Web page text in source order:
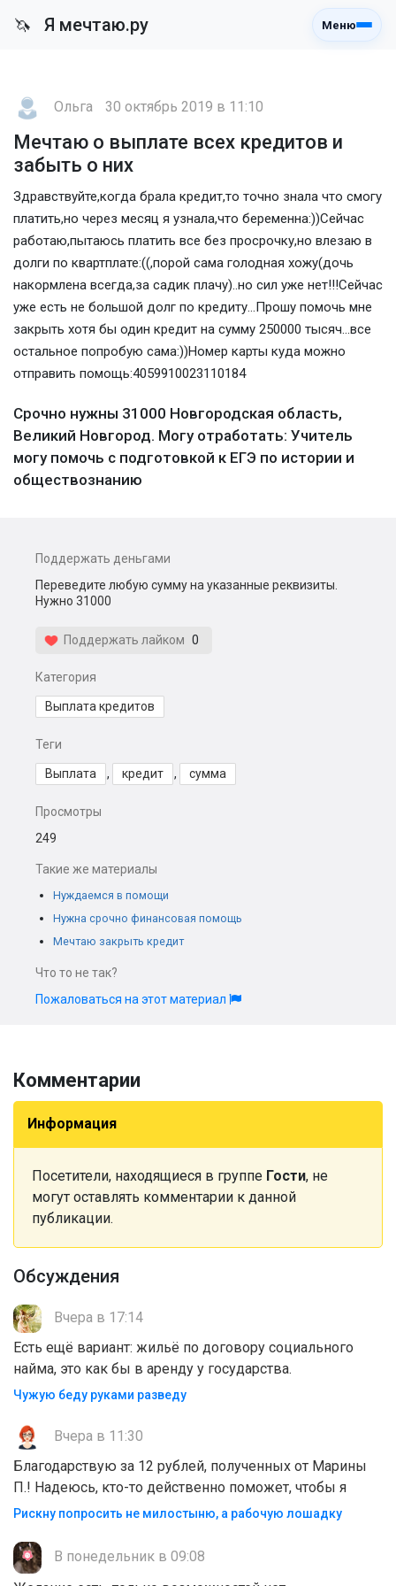
🦄 Я мечтаю.ру Меню
Ольга 30 октябрь 2019 в 11:10
Мечтаю о выплате всех кредитов и
забыть о них
Здравствуйте,когда брала кредит,то точно знала что смогу
платить,но через месяц я узнала,что беременна:))Сейчас
работаю,пытаюсь платить все без просрочку,но влезаю в
долги по квартплате:((,порой сама голодная хожу(дочь
накормлена всегда,за садик плачу)..но сил уже нет!!!Сейчас
уже есть не большой долг по кредиту...Прошу помочь мне
закрыть хотя бы один кредит на сумму 250000 тысяч...все
остальное попробую сама:))Номер карты куда можно
отправить помощь:4059910023110184
Срочно нужны 31000 Новгородская область,
Великий Новгород. Могу отработать: Учитель
могу помочь с подготовкой к ЕГЭ по истории и
обществознанию
Поддержать деньгами
Переведите любую сумму на указанные реквизиты.
Нужно 31000
Поддержать лайком 0
Категория
Выплата кредитов
Теги
Выплата , кредит , сумма
Просмотры
249
Такие же материалы
Нуждаемся в помощи
Нужна срочно финансовая помощь
Мечтаю закрыть кредит
Что то не так?
Пожаловаться на этот материал
Комментарии
Информация
Посетители, находящиеся в группе Гости, не
могут оставлять комментарии к данной
публикации.
Обсуждения
Вчера в 17:14
Есть ещё вариант: жильё по договору социального
найма, это как бы в аренду у государства.
Чужую беду руками разведу
Вчера в 11:30
Благодарствую за 12 рублей, полученных от Марины
П.! Надеюсь, кто-то действенно поможет, чтобы я
Рискну попросить не милостыню, а рабочую лошадку
В понедельник в 09:08